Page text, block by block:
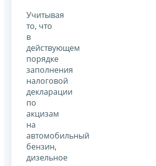
Учитывая
то, что
в
действующем
порядке
заполнения
налоговой
декларации
по
акцизам
на
автомобильный
бензин,
дизельное